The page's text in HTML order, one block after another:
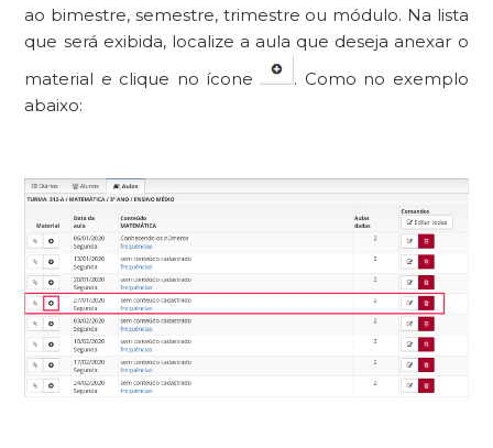
ao bimestre, semestre, trimestre ou módulo. Na lista
que será exibida, localize a aula que deseja anexar o
material e clique no ícone
. Como no exemplo
abaixo: